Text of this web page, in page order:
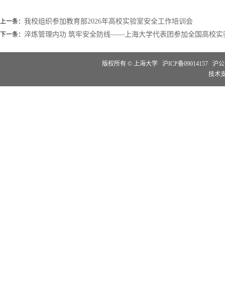
上一条： 我校组织参加教育部2026年高校实验室安全工作培训会
下一条： 淬炼管理内功 筑牢安全防线——上海大学代表团参加全国高校实
版权所有 © 上海大学 沪ICP备09014157
沪
技术